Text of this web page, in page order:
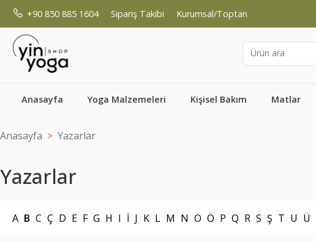
+90 850 885 1604 Sipariş Takibi Kurumsal/Toptan
Anasayfa Yoga Malzemeleri Kişisel Bakım Matlar
Anasayfa Yazarlar
Yazarlar
A B C Ç D E F G H I İ J K L M N O Ö P Q R S Ş T U Ü